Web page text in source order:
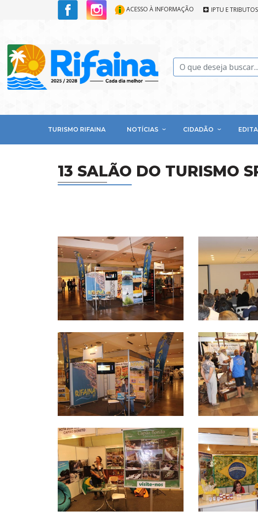
ACESSO À INFORMAÇÃO IPTU E
TURISMO RIFAINA NOTÍCIAS CIDADÃO
13 SALÃO DO TURISMO